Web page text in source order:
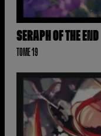
SERAPH OF THE END
TOME 19